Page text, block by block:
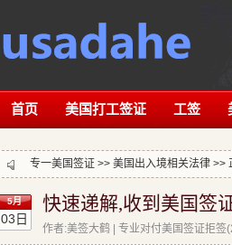
首页 美国打工签证 工签
专一美国签证 >> 美国出入境相关法律 >>
5月
03日
快速递解,收到美国签
作者:美签大鹤 | 专业对付美国签证拒签